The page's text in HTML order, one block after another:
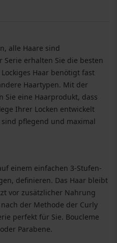
alle Haare sind
erhalten Sie die besten
Haar benötigt fast
Haartypen. Mit der
Sie eine Haarprodukt, dass
Ihrer Locken entwickelt
pflegend und maximal
einem einfachen 3-Stufen-
definieren. Das Haar bleibt
vor zusätzlicher Nahrung
der Methode der Curly
perfekt für Sie. Boucleme
Parabene.